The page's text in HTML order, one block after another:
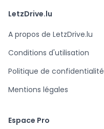
LetzDrive.lu
A propos de LetzDrive.lu
Conditions d'utilisation
Politique de confidentialité
Mentions légales
Espace Pro